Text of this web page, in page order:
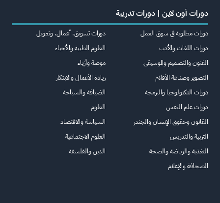
دورات أون لاين | دورات تدريبة
دورات مطلوبة في سوق العمل
دورات اللغات والأدب
الفنون والتصميم والموسيقى
التصوير وصناعة الأفلام
دورات التكنولوجيا والبرمجة
دورات علم النفس
القانون وحقوق الإنسان والجندر
التربية والتدريس
التغذية والرياضة والصحة
الصحافة والإعلام
دورات تسويق، أعمال، وتمويل
العلوم الطبية والأحياء
موضة وأزياء
ريادة الأعمال والابتكار
الضيافة والسياحة
العلوم
السياسة والاقتصاد
العلوم الاجتماعية
الدين والفلسفة